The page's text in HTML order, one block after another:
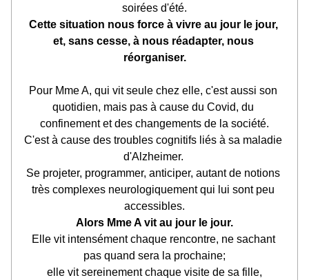
soirées d'été.
Cette situation nous force à vivre au jour le jour,
et, sans cesse, à nous réadapter, nous
réorganiser.
Pour Mme A, qui vit seule chez elle, c'est aussi son
quotidien, mais pas à cause du Covid, du
confinement et des changements de la société.
C'est à cause des troubles cognitifs liés à sa maladie
d'Alzheimer.
Se projeter, programmer, anticiper, autant de notions
très complexes neurologiquement qui lui sont peu
accessibles.
Alors Mme A vit au jour le jour.
Elle vit intensément chaque rencontre, ne sachant
pas quand sera la prochaine;
elle vit sereinement chaque visite de sa fille,